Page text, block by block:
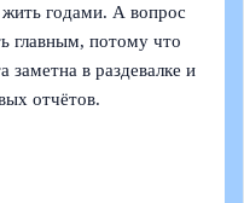
жить годами. А вопрос
главным, потому что
заметна в раздевалке и
отчётов.